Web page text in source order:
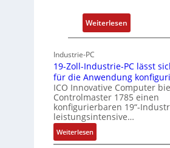
r
c
t
e
k
t
u
Weiterlesen:
P
s
i
c
a
Industrie-PC
19-Zoll-Industrie-PC lässt
für die Anwendung
ICO Innovative Computer
Controlmaster 1785 einen
konfigurierbaren 19“-
leistungsintensive…
Weiterlesen:
1